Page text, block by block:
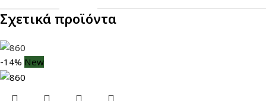
Σχετικά προϊόντα
-14% New